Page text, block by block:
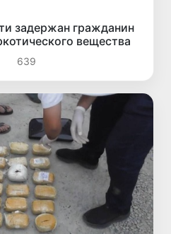
задержан гражданин
вещества
639